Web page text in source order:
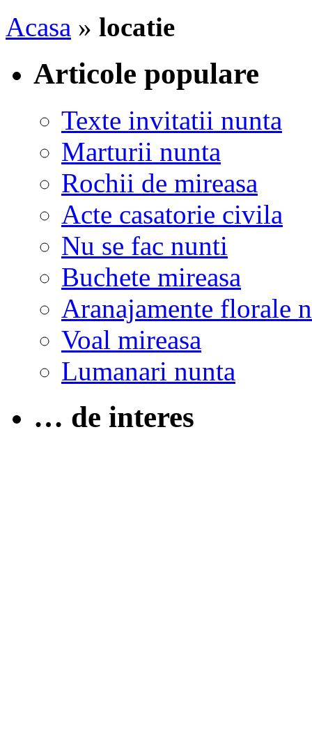
Acasa » locatie
Articole populare
Texte invitatii nunta
Marturii nunta
Rochii de mireasa
Acte casatorie civila
Nu se fac nunti
Buchete mireasa
Aranajamente florale
Voal mireasa
Lumanari nunta
… de interes